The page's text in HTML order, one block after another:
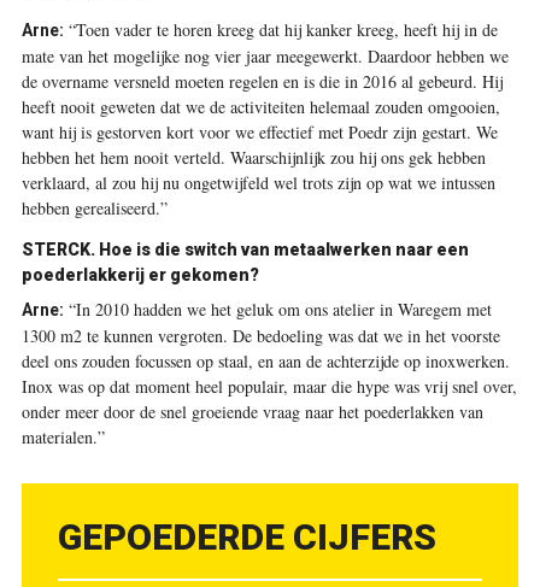
Arne: “Toen vader te horen kreeg dat hij kanker kreeg, heeft hij in de
mate van het mogelijke nog vier jaar meegewerkt. Daardoor hebben we
de overname versneld moeten regelen en is die in 2016 al gebeurd. Hij
heeft nooit geweten dat we de activiteiten helemaal zouden omgooien,
want hij is gestorven kort voor we effectief met Poedr zijn gestart. We
hebben het hem nooit verteld. Waarschijnlijk zou hij ons gek hebben
verklaard, al zou hij nu ongetwijfeld wel trots zijn op wat we intussen
hebben gerealiseerd.”
STERCK. Hoe is die switch van metaalwerken naar een
poederlakkerij er gekomen?
Arne: “In 2010 hadden we het geluk om ons atelier in Waregem met
1300 m2 te kunnen vergroten. De bedoeling was dat we in het voorste
deel ons zouden focussen op staal, en aan de achterzijde op inoxwerken.
Inox was op dat moment heel populair, maar die hype was vrij snel over,
onder meer door de snel groeiende vraag naar het poederlakken van
materialen.”
GEPOEDERDE CIJFERS